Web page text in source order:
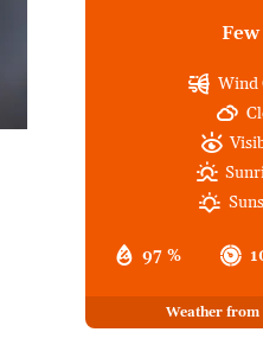
97 %
Wind
Weather from